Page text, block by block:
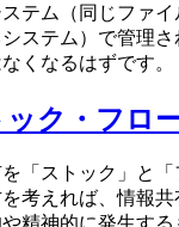
テム（同じファ
ステム）で管理
くなるはずです。
ク・フロ
「ストック」と
考えれば、情報共